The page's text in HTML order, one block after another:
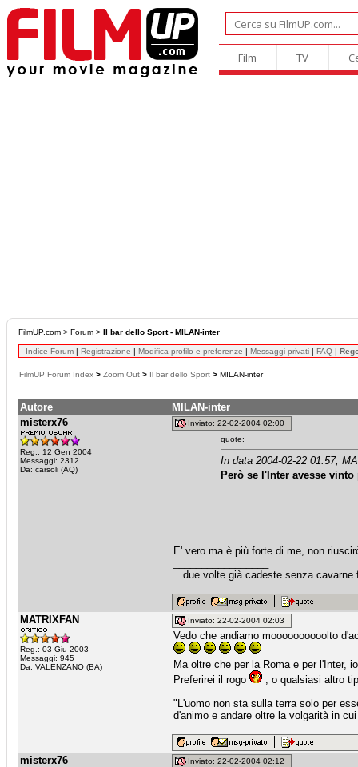
Film TV
FilmUP.com > Forum > Il bar dello Sport - MILAN-inter
Indice Forum | Registrazione | Modifica profilo e preferenze | Messaggi privati | FAQ |
FilmUP Forum Index > Zoom Out > Il bar dello Sport > MILAN-inter
Autore
MILAN-inter
misterx76
Reg.: 12 Gen 2004
Messaggi: 2312
Da: carsoli (AQ)
Inviato: 22-02-2004 02:00
quote:
In data 2004-02-22 01:57,
Però se l'Inter avesse
E' vero ma è più forte di me, non
...due volte già cadeste senza
MATRIXFAN
Reg.: 03 Giu 2003
Messaggi: 945
Da: VALENZANO (BA)
Inviato: 22-02-2004 02:03
Vedo che andiamo moooooooooolto
Ma oltre che per la Roma e per l'Inter,
Preferirei il rogo
, o qualsiasi altro
"L'uomo non sta sulla terra solo per
d'animo e andare oltre la volgarità in
misterx76 Inviato: 22-02-2004 02:12